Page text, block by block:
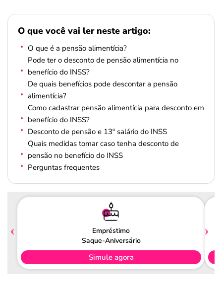
O que você vai ler neste artigo:
O que é a pensão alimentícia?
Pode ter o desconto de pensão alimentícia no
benefício do INSS?
De quais benefícios pode descontar a pensão
alimentícia?
Como cadastrar pensão alimentícia para desconto em
benefício do INSS?
Desconto de pensão e 13º salário do INSS
Quais medidas tomar caso tenha desconto de
pensão no benefício do INSS
Perguntas frequentes
Empréstimo
Saque-Aniversário
Simule agora